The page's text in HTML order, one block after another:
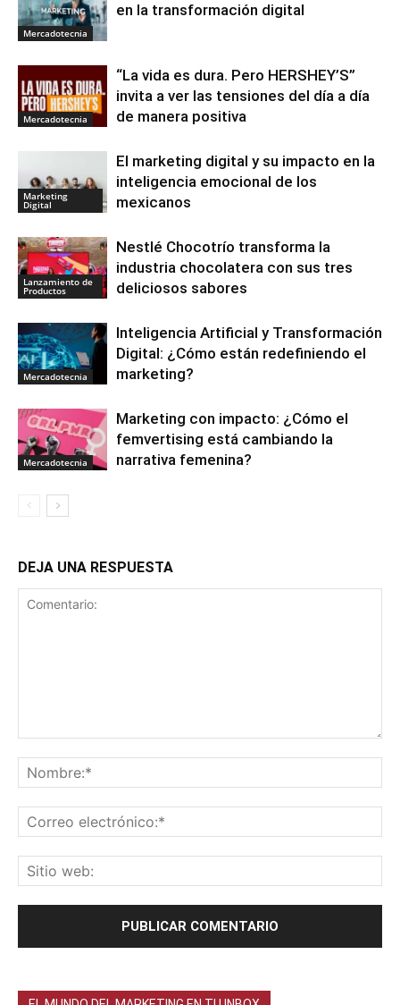
Mercadotecnia
en la transformación digital
Mercadotecnia
“La vida es dura. Pero HERSHEY’S”
invita a ver las tensiones del día a día
de manera positiva
Marketing
Digital
El marketing digital y su impacto en la
inteligencia emocional de los
mexicanos
Lanzamiento de
Productos
Nestlé Chocotrío transforma la
industria chocolatera con sus tres
deliciosos sabores
Mercadotecnia
Inteligencia Artificial y Transformación
Digital: ¿Cómo están redefiniendo el
marketing?
Mercadotecnia
Marketing con impacto: ¿Cómo el
femvertising está cambiando la
narrativa femenina?
DEJA UNA RESPUESTA